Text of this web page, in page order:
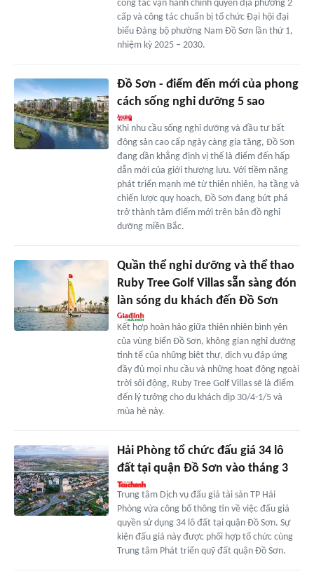
công tác vận hành chính quyền địa phương 2
cấp và công tác chuẩn bị tổ chức Đại hội đại
biểu Đảng bộ phường Nam Đồ Sơn lần thứ 1,
nhiệm kỳ 2025 – 2030.
Đồ Sơn - điểm đến mới của phong
cách sống nghỉ dưỡng 5 sao
Khi nhu cầu sống nghỉ dưỡng và đầu tư bất
động sản cao cấp ngày càng gia tăng, Đồ Sơn
đang dần khẳng định vị thế là điểm đến hấp
dẫn mới của giới thượng lưu. Với tiềm năng
phát triển mạnh mẽ từ thiên nhiên, hạ tầng và
chiến lược quy hoạch, Đồ Sơn đang bứt phá
trở thành tâm điểm mới trên bản đồ nghỉ
dưỡng miền Bắc.
Quần thể nghỉ dưỡng và thể thao
Ruby Tree Golf Villas sẵn sàng đón
làn sóng du khách đến Đồ Sơn
Kết hợp hoàn hảo giữa thiên nhiên bình yên
của vùng biển Đồ Sơn, không gian nghỉ dưỡng
tinh tế của những biệt thự, dịch vụ đáp ứng
đầy đủ mọi nhu cầu và những hoạt động ngoài
trời sôi động, Ruby Tree Golf Villas sẽ là điểm
đến lý tưởng cho du khách dịp 30/4-1/5 và
mùa hè này.
Hải Phòng tổ chức đấu giá 34 lô
đất tại quận Đồ Sơn vào tháng 3
Trung tâm Dịch vụ đấu giá tài sản TP Hải
Phòng vừa công bố thông tin về việc đấu giá
quyền sử dụng 34 lô đất tại quận Đồ Sơn. Sự
kiện đấu giá này được phối hợp tổ chức cùng
Trung tâm Phát triển quỹ đất quận Đồ Sơn.